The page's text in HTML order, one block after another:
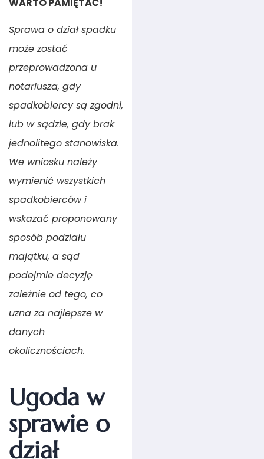
Sprawa o dział spadku
może zostać
przeprowadzona u
notariusza, gdy
spadkobiercy są zgodni,
lub w sądzie, gdy brak
jednolitego stanowiska.
We wniosku należy
wymienić wszystkich
spadkobierców i
wskazać proponowany
sposób podziału
majątku, a sąd
podejmie decyzję
zależnie od tego, co
uzna za najlepsze w
danych
okolicznościach.
Ugoda w
sprawie o
dział